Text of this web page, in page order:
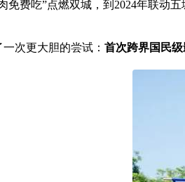
免费吃”点燃双城，到2024年联动
次更大胆的尝试： 首次跨界国民